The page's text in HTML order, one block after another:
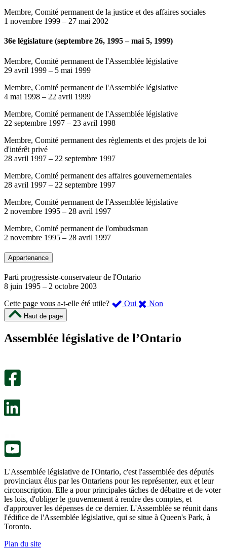
Membre, Comité permanent de la justice et des affaires sociales
1 novembre 1999 – 27 mai 2002
36e législature (septembre 26, 1995 – mai 5, 1999)
Membre, Comité permanent de l'Assemblée législative
29 avril 1999 – 5 mai 1999
Membre, Comité permanent de l'Assemblée législative
4 mai 1998 – 22 avril 1999
Membre, Comité permanent de l'Assemblée législative
22 septembre 1997 – 23 avril 1998
Membre, Comité permanent des règlements et des projets de loi
d'intérêt privé
28 avril 1997 – 22 septembre 1997
Membre, Comité permanent des affaires gouvernementales
28 avril 1997 – 22 septembre 1997
Membre, Comité permanent de l'Assemblée législative
2 novembre 1995 – 28 avril 1997
Membre, Comité permanent de l'ombudsman
2 novembre 1995 – 28 avril 1997
Appartenance
Parti progressiste-conservateur de l'Ontario
8 juin 1995 – 2 octobre 2003
Cette page vous a-t-elle été utile?
Oui ,
été
Non
m’a
Haut de page
Assemblée législative de l’Ontario
L'Assemblée législative de l'Ontario, c'est l'assemblée des députés
provinciaux élus par les Ontariens pour les représenter, eux et leur
circonscription. Elle a pour principales tâches de débattre et de voter
les lois, d'obliger le gouvernement à rendre des comptes, et
d'approuver les dépenses de ce dernier. L'Assemblée se réunit dans
l'édifice de l'Assemblée législative, qui se situe à Queen's Park, à
Toronto.
Plan du site